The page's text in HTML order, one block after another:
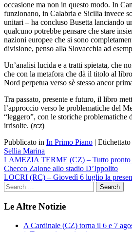
occasione ma non in questo modo. In
funzionano, in Calabria e Sicilia invece
unitari – ha concluso Busetta lanciando
qualcuno potrebbe pensare che stare
nazioni europee che si sono
divisione, penso alla Slovacchia ad
Un’analisi lucida e a tratti spietata, che
che con la metafora che dà il titolo al
Nord perpetua verso sè stesso ancor
Tra passato, presente e futuro, il libro
l’approccio verso le problematiche del
“leggero”, con le storiche problematiche
irrisolte. (rcz)
Pubblicato in In Primo Piano | Etichettato
Sellia Marina
Navigazione
articoli
LAMEZIA TERME (CZ) – Tutto pronto
Checco Zalone allo stadio D’Ippolito
LOCRI (RC) – Giovedì 6 luglio la
Le Altre Notizie
A Cardinale (CZ) torna il 6 e 7